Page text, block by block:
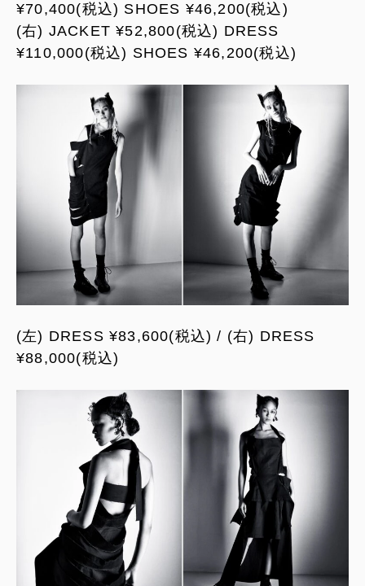
¥70,400(税込) SHOES ¥46,200(税込)
(右) JACKET ¥52,800(税込) DRESS
¥110,000(税込) SHOES ¥46,200(税込)
(左) DRESS ¥83,600(税込) / (右) DRESS
¥88,000(税込)